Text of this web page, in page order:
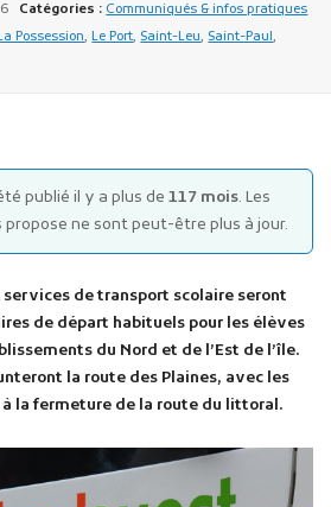
des actes
publics
Catégories : Communiqués & infos pratiques
Possession,Le Port, Saint-Leu, Saint-Paul,
publié il y a plus de 117 mois. Les
ne sont peut-être plus à jour.
services de transport scolaire seront
de départ habituels pour les élèves
du Nord et de l’Est de l’île.
la route des Plaines, avec les
la fermeture de la route du littoral.